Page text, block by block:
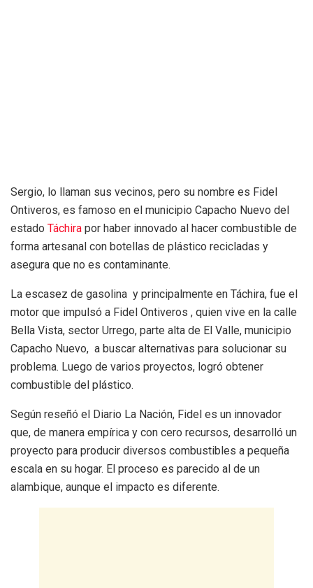
Sergio, lo llaman sus vecinos, pero su nombre es Fidel
Ontiveros, es famoso en el municipio Capacho Nuevo del
estado Táchira por haber innovado al hacer combustible de
forma artesanal con botellas de plástico recicladas y
asegura que no es contaminante.
La escasez de gasolina y principalmente en Táchira, fue el
motor que impulsó a Fidel Ontiveros , quien vive en la calle
Bella Vista, sector Urrego, parte alta de El Valle, municipio
Capacho Nuevo, a buscar alternativas para solucionar su
problema. Luego de varios proyectos, logró obtener
combustible del plástico.
Según reseñó el Diario La Nación, Fidel es un innovador
que, de manera empírica y con cero recursos, desarrolló un
proyecto para producir diversos combustibles a pequeña
escala en su hogar. El proceso es parecido al de un
alambique, aunque el impacto es diferente.